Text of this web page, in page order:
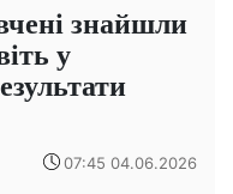
знайшли
у
07:45 04.06.2026